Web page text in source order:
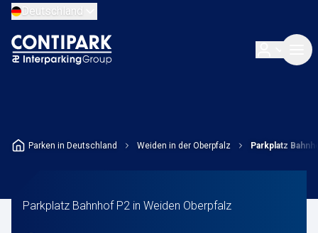
Deutschland
Parken in Deutschland Weiden in der Oberpfalz Parkplatz
Parkplatz Bahnhof P2 in Weiden Oberpfalz